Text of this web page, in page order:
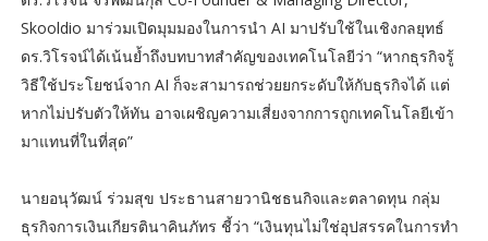
Skooldio มาร่วมเปิดมุมมองในการนำ AI มาปรับใช้ในเชิงกลยุทธ์
ดร.วิโรจน์ได้เน้นย้ำถึงบทบาทสำคัญของเทคโนโลยีว่า “หากธุรกิจรู้
วิธีใช้ประโยชน์จาก AI ก็จะสามารถช่วยยกระดับให้กับธุรกิจได้ แต่
หากไม่ปรับตัวให้ทัน อาจเผชิญความเสี่ยงจากการถูกเทคโนโลยีเข้า
มาแทนที่ในที่สุด”
นายอนุวัฒน์ ร่วมสุข ประธานสายวานิชธนกิจและตลาดทุน กลุ่ม
ธุรกิจการเงินเกียรตินาคินภัทร ชี้ว่า “เงินทุนไม่ใช่อุปสรรคในการทำ